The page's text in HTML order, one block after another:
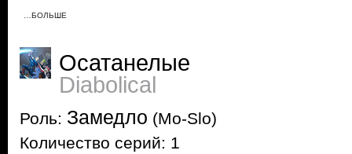
…БОЛЬШЕ
Осатанелые
Diabolical
Роль: Замедло (Mo-Slo)
Количество серий: 1